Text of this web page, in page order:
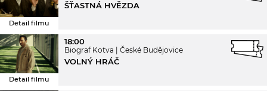
Detail filmu
ŠŤASTNÁ HVĚZDA
Detail filmu
18:00
Biograf Kotva České Budějovice
VOLNÝ HRÁČ